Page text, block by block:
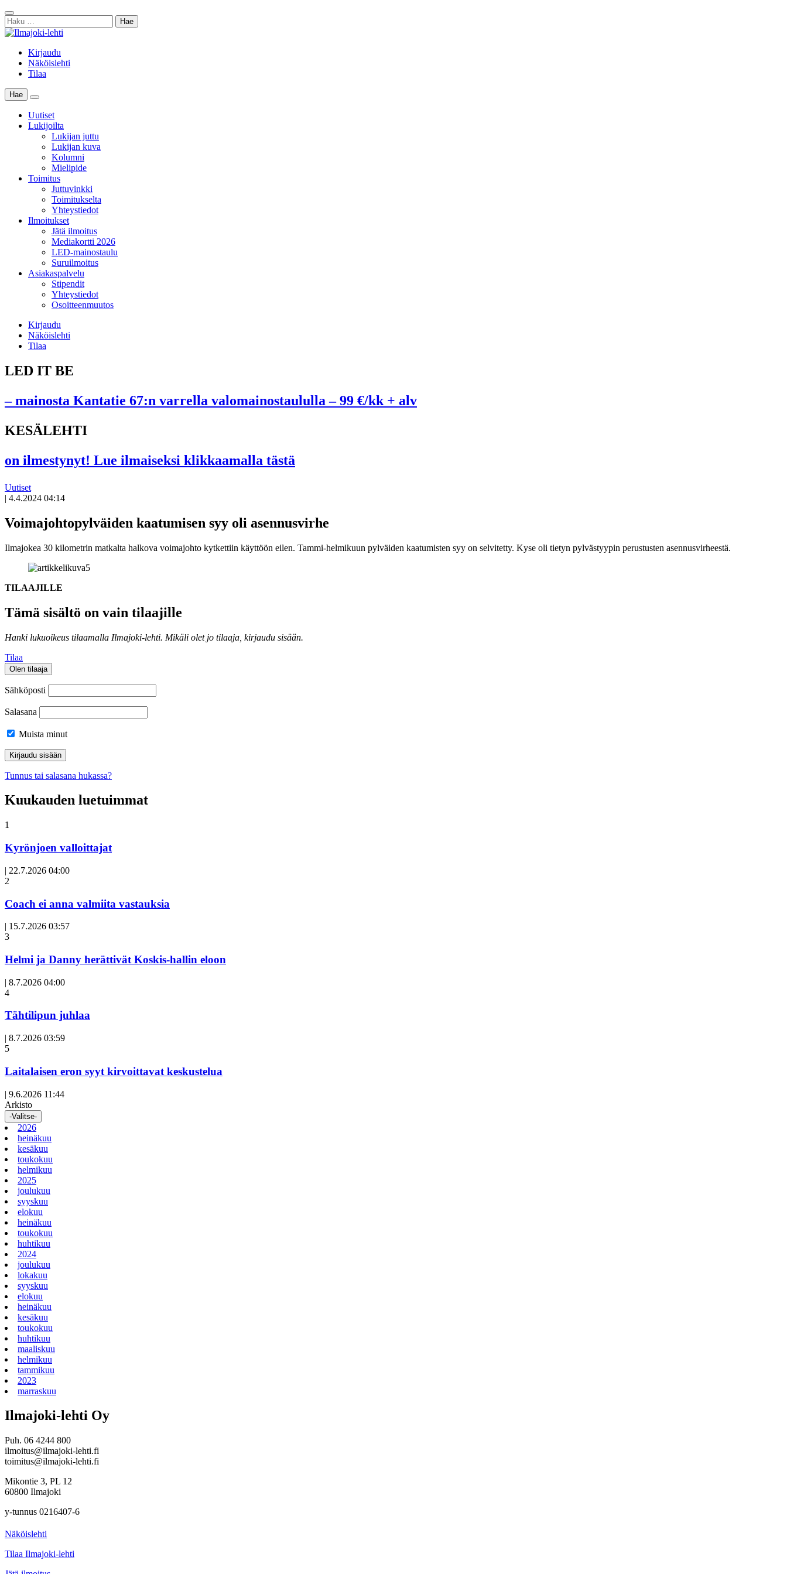
Skip
to
content
Sulje
haku
Haku:
Kirjaudu
Näköislehti
Tilaa
Hae
Main
Menu
Uutiset
Lukijoilta
Lukijan juttu
Lukijan kuva
Kolumni
Mielipide
Toimitus
Juttuvinkki
Toimitukselta
Yhteystiedot
Ilmoitukset
Jätä ilmoitus
Mediakortti 2026
LED-mainostaulu
Suruilmoitus
Asiakaspalvelu
Stipendit
Yhteystiedot
Osoitteenmuutos
Kirjaudu
Näköislehti
Tilaa
LED IT BE
– mainosta Kantatie 67:n varrella valomainostaululla – 99 €/kk + alv
KESÄLEHTI
on ilmestynyt! Lue ilmaiseksi klikkaamalla tästä
Uutiset
| 4.4.2024 04:14
Voimajohtopylväiden kaatumisen syy oli asennusvirhe
Ilmajokea 30 kilometrin matkalta halkova voimajohto kytkettiin käyttöön eilen. Tammi-helmikuun pylväiden kaatumisten syy on selvitetty. Kyse oli tietyn pylvästyypin perustusten asennusvirheestä.
TILAAJILLE
Tämä sisältö on vain tilaajille
Hanki lukuoikeus tilaamalla Ilmajoki-lehti. Mikäli olet jo tilaaja, kirjaudu sisään.
Tilaa
Olen tilaaja
Sähköposti
Salasana
Muista minut
Tunnus tai salasana hukassa?
Kuukauden luetuimmat
1
Kyrönjoen valloittajat
| 22.7.2026 04:00
Avoin
2
Coach ei anna valmiita vastauksia
| 15.7.2026 03:57
3
Helmi ja Danny herättivät Koskis-hallin eloon
| 8.7.2026 04:00
Avoin
4
Tähtilipun juhlaa
| 8.7.2026 03:59
Avoin
5
Laitalaisen eron syyt kirvoittavat keskustelua
| 9.6.2026 11:44
Arkisto
-Valitse-
2026
heinäkuu
kesäkuu
toukokuu
helmikuu
2025
joulukuu
syyskuu
elokuu
heinäkuu
toukokuu
huhtikuu
2024
joulukuu
lokakuu
syyskuu
elokuu
heinäkuu
kesäkuu
toukokuu
huhtikuu
maaliskuu
helmikuu
tammikuu
2023
marraskuu
Ilmajoki-lehti Oy
Puh. 06 4244 800
ilmoitus@ilmajoki-lehti.fi
toimitus@ilmajoki-lehti.fi
Mikontie 3, PL 12
60800 Ilmajoki
y-tunnus 0216407-6
Näköislehti
Tilaa Ilmajoki-lehti